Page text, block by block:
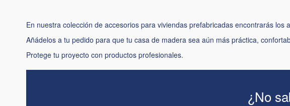
En nuestra colección de accesorios para viviendas prefabricadas encontrarás
Añádelos a tu pedido para que tu casa de madera sea aún más práctica,
Protege tu proyecto con productos profesionales.
¿No